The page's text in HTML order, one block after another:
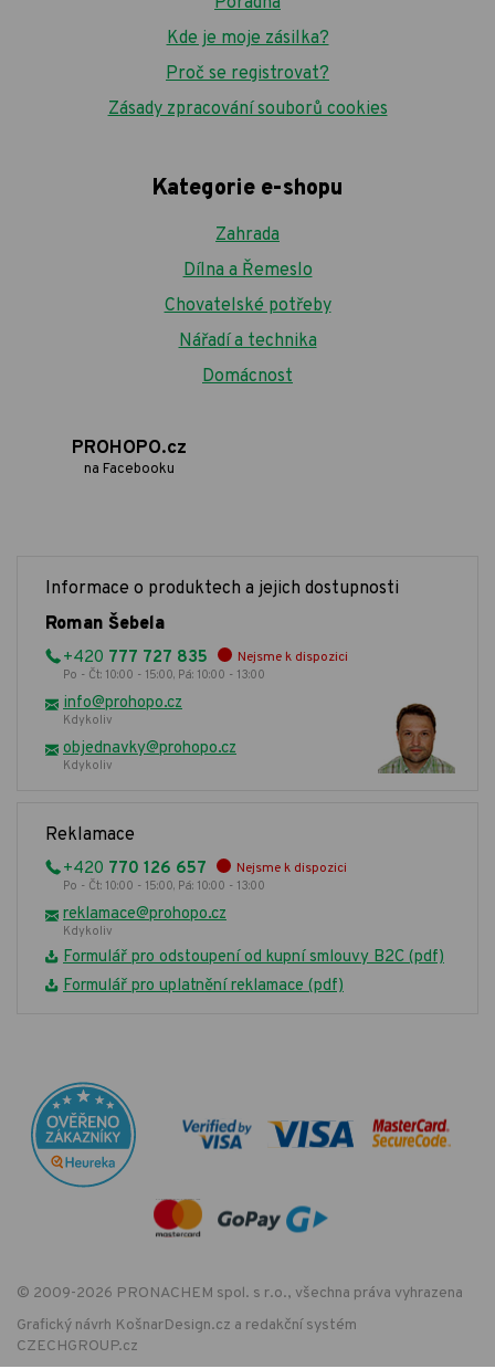
Kde je moje zásilka?
Proč se registrovat?
Zásady zpracování souborů cookies
Kategorie e-shopu
Zahrada
Dílna a Řemeslo
Chovatelské potřeby
Nářadí a technika
Domácnost
PROHOPO.cz
na Facebooku
Informace o produktech a jejich dostupnosti
Roman Šebela
+420 777 727 835 Nejsme k dispozici
Po - Čt: 10:00 - 15:00, Pá: 10:00 - 13:00
info@prohopo.cz
Kdykoliv
objednavky@prohopo.cz
Kdykoliv
Reklamace
+420 770 126 657 Nejsme k dispozici
Po - Čt: 10:00 - 15:00, Pá: 10:00 - 13:00
reklamace@prohopo.cz
Kdykoliv
Formulář pro odstoupení od kupní smlouvy B2C (pdf)
Formulář pro uplatnění reklamace (pdf)
© 2009-2026 PRONACHEM spol. s r.o., všechna práva vyhrazena
Grafický návrh KošnarDesign.cz a redakční systém
CZECHGROUP.cz